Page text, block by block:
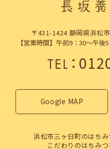
〒431-1424 静岡県浜松
【営業時間】午前9：30～午後
TEL：
Google MAP
浜松市三ヶ日町のはち
こだわりのはちみ